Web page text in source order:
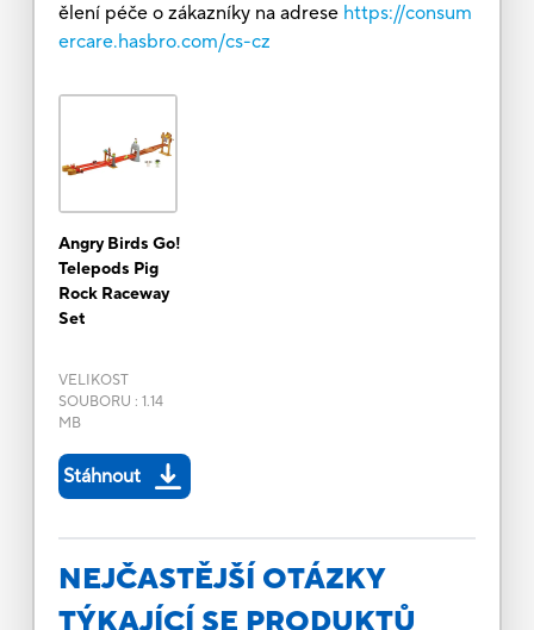
ělení péče o zákazníky na adrese https://consum
ercare.hasbro.com/cs-cz
Angry Birds Go!
Telepods Pig
Rock Raceway
Set
VELIKOST
SOUBORU : 1.14
MB
Stáhnout
NEJČASTĚJŠÍ OTÁZKY
TÝKAJÍCÍ SE PRODUKTŮ